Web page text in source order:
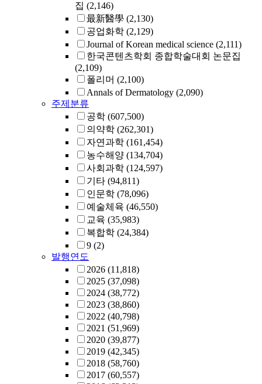
집 (2,146)
最新醫學 (2,130)
공업화학 (2,129)
Journal of Korean medical science (2,111)
한국콘텐츠학회 종합학술대회 논문집
(2,109)
폴리머 (2,100)
Annals of Dermatology (2,090)
주제분류
공학 (607,500)
의약학 (262,301)
자연과학 (161,454)
농수해양 (134,704)
사회과학 (124,597)
기타 (94,811)
인문학 (78,096)
예술체육 (46,550)
교육 (35,983)
복합학 (24,384)
9 (2)
발행연도
2026 (11,818)
2025 (37,098)
2024 (38,772)
2023 (38,860)
2022 (40,798)
2021 (51,969)
2020 (39,877)
2019 (42,345)
2018 (58,760)
2017 (60,557)